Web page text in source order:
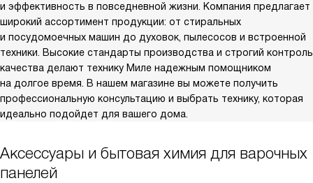
и эффективность в повседневной жизни. Компания предлагает
широкий ассортимент продукции: от стиральных
и посудомоечных машин до духовок, пылесосов и встроенной
техники. Высокие стандарты производства и строгий контроль
качества делают технику Миле надежным помощником
на долгое время. В нашем магазине вы можете получить
профессиональную консультацию и выбрать технику, которая
идеально подойдет для вашего дома.
Аксессуары и бытовая химия для варочных
панелей